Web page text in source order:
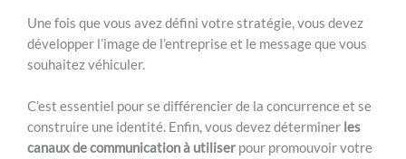
Une fois que vous avez défini votre stratégie, vous devez
développer l’image de l’entreprise et le message que vous
souhaitez véhiculer.
C’est essentiel pour se différencier de la concurrence et se
construire une identité. Enfin, vous devez déterminer les
canaux de communication à utiliser pour promouvoir votre